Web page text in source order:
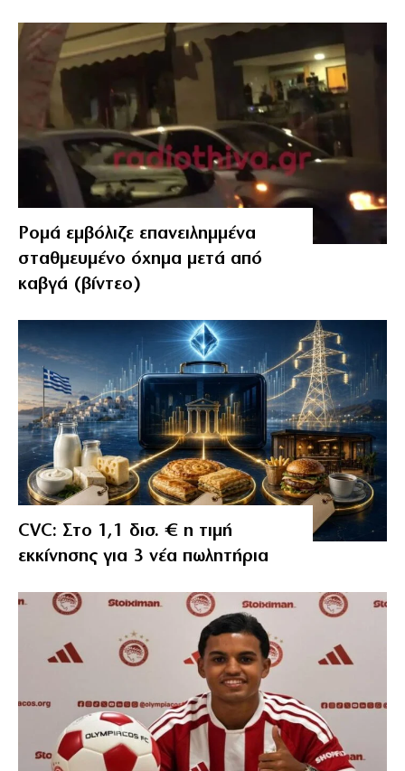
Ρομά εμβόλιζε επανειλημμένα
σταθμευμένο όχημα μετά από
καβγά (βίντεο)
CVC: Στο 1,1 δισ. € η τιμή
εκκίνησης για 3 νέα πωλητήρια